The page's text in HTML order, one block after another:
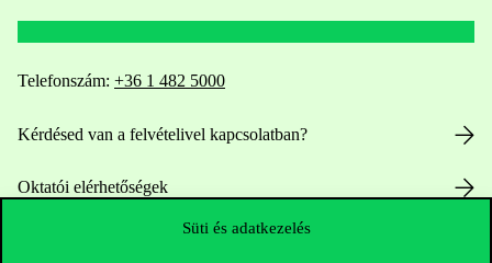
Süti és adatkezelés
Telefonszám: +36 1 482 5000
Kérdésed van a felvételivel kapcsolatban?
Oktatói elérhetőségek
HUB jelenlegi hallgatóinknak